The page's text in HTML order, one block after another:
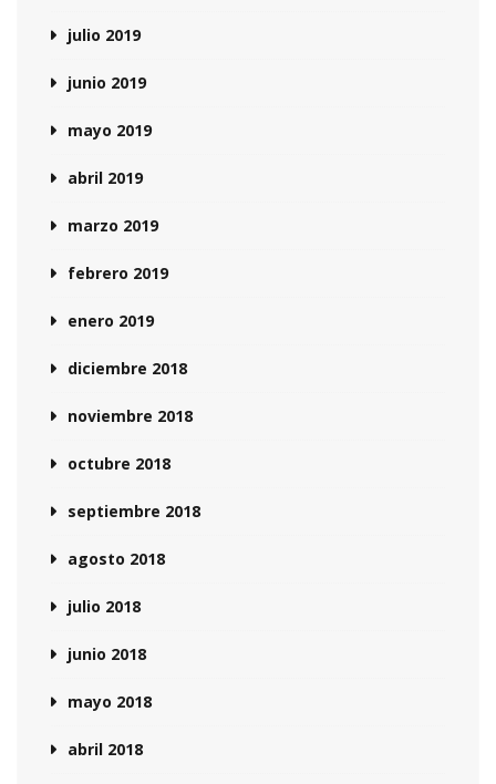
julio 2019
junio 2019
mayo 2019
abril 2019
marzo 2019
febrero 2019
enero 2019
diciembre 2018
noviembre 2018
octubre 2018
septiembre 2018
agosto 2018
julio 2018
junio 2018
mayo 2018
abril 2018